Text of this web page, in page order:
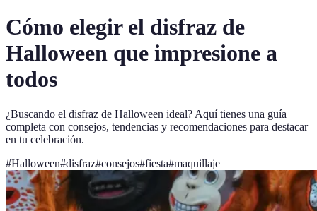
Cómo elegir el disfraz de
Halloween que impresione a
todos
¿Buscando el disfraz de Halloween ideal? Aquí tienes una guía
completa con consejos, tendencias y recomendaciones para destacar
en tu celebración.
#Halloween#disfraz#consejos#fiesta#maquillaje